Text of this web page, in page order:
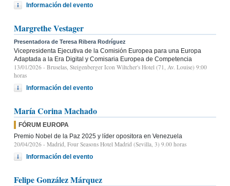
Información del evento
Margrethe Vestager
Presentadora de Teresa Ribera Rodríguez
Vicepresidenta Ejecutiva de la Comisión Europea para una Europa
Adaptada a la Era Digital y Comisaria Europea de Competencia
13/01/2026 - Bruselas, Steigenberger Icon Wiltcher's Hotel (71, Av. Louise) 9:00
horas
Información del evento
María Corina Machado
FÓRUM EUROPA
Premio Nobel de la Paz 2025 y líder opositora en Venezuela
20/04/2026 - Madrid, Four Seasons Hotel Madrid (Sevilla, 3) 9.00 horas
Información del evento
Felipe González Márquez